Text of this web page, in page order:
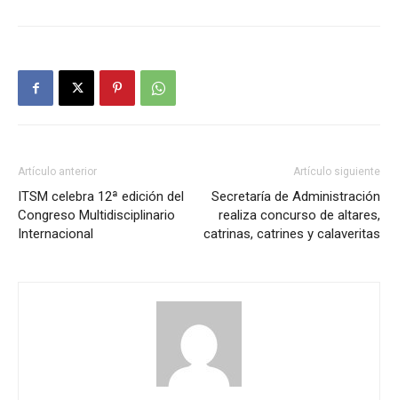
Artículo anterior
ITSM celebra 12ª edición del
Congreso Multidisciplinario
Internacional
Artículo siguiente
Secretaría de Administración
realiza concurso de altares,
catrinas, catrines y calaveritas